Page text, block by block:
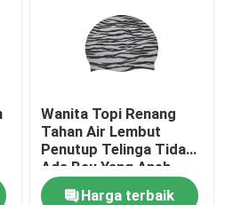
Wanita Topi Renang
Tahan Air Lembut
Penutup Telinga Tidak
Ada Bau Yang Aneh
Harga terbaik